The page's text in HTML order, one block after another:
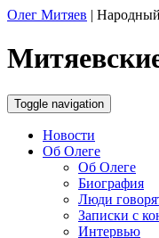
Олег Митяев | Народный
Toggle navigation
Новости
Об Олеге
Об Олеге
Биография
Люди
Записки с
Интервью